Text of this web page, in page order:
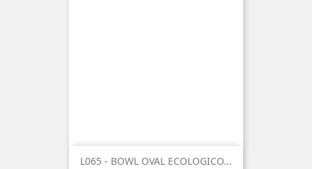
L065 - BOWL OVAL ECOLOGICO...